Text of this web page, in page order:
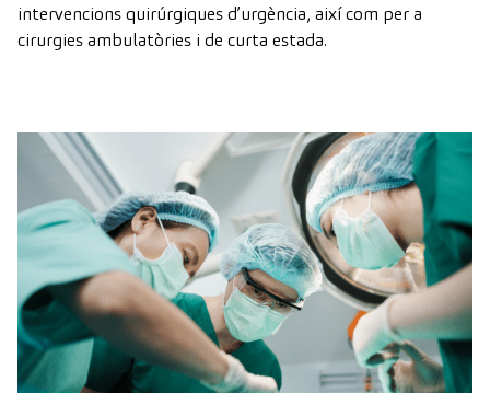
intervencions quirúrgiques d’urgència, així com per a
cirurgies ambulatòries i de curta estada.